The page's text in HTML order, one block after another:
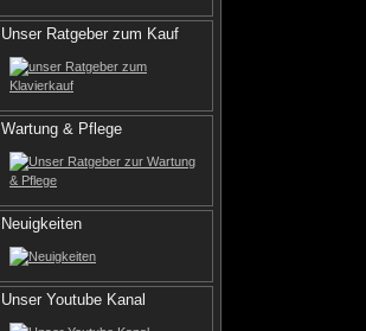
Unser Ratgeber zum Kauf
Wartung & Pflege
Neuigkeiten
Unser Youtube Kanal